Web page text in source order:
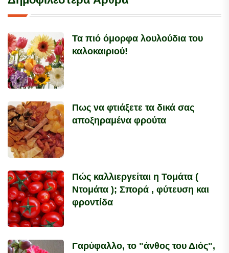
Τα πιό όμορφα λουλούδια του
καλοκαιριού!
Πως να φτιάξετε τα δικά σας
αποξηραμένα φρούτα
Πώς καλλιεργείται η Τομάτα (
Ντομάτα ); Σπορά , φύτευση και
φροντίδα
Γαρύφαλλο, το "άνθος του Διός",